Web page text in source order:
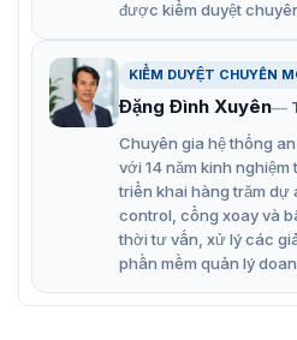
Phạm vi hiệu quả IR 50m
PoE tích hợp
Một thuật toán nhận diện
Phân tích video thông minh
Nhiều trình duyệt web
Xem từ xa với ứng dụng di
được kiểm duyệt
KIỂM DUYỆT CHUYÊN
Đặng Đình Xuyên
Chuyên gia hệ thống
với 14 năm kinh
triển khai hàng trăm
control, cổng xoay và
thời tư vấn, xử lý các
phần mềm quản lý